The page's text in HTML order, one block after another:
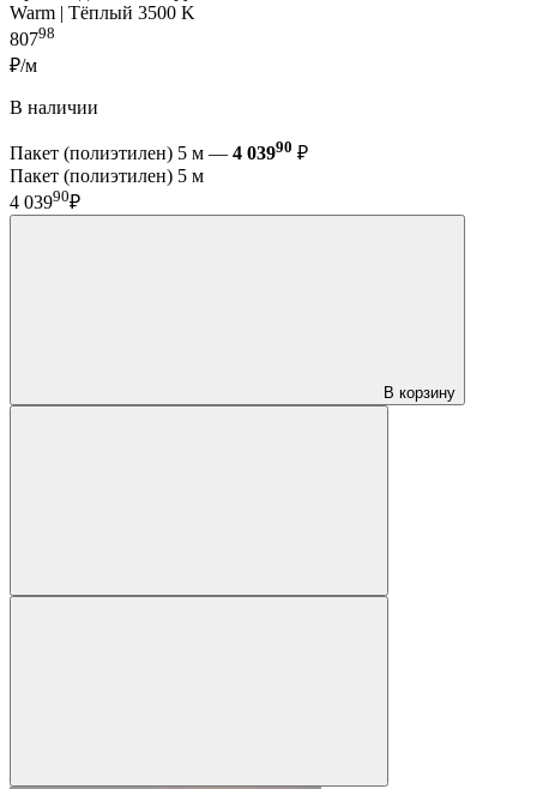
Warm | Тёплый 3500 K
80798
₽/м
В наличии
Пакет (полиэтилен) 5 м — 4 03990 ₽
Пакет (полиэтилен) 5 м
4 03990₽
В корзину